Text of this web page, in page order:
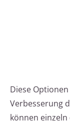
Diese
Verbesserung
können